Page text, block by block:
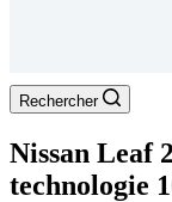
Rechercher
Nissan Leaf
technologie